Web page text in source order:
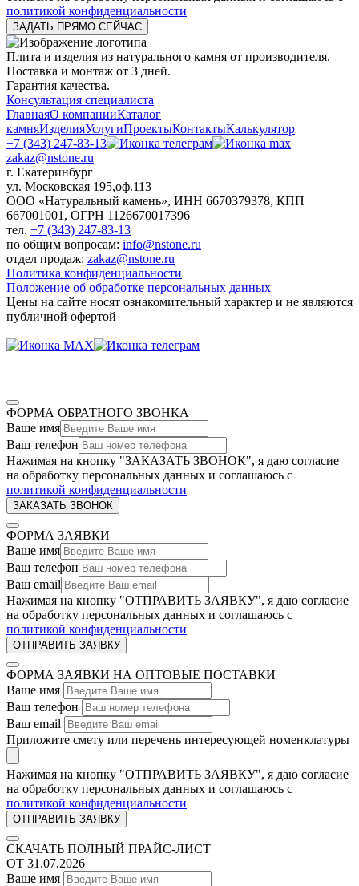
политикой конфиденциальности
Плита и изделия из натурального камня от производителя.
Поставка и монтаж от 3 дней.
Гарантия качества.
Консультация специалиста
ГлавнаяО компанииКаталог
камняИзделияУслугиПроектыКонтактыКалькулятор
+7 (343) 247-83-13
zakaz@nstone.ru
г. Екатеринбург
ул. Московская 195,оф.113
ООО «Натуральный камень», ИНН 6670379378, КПП
667001001, ОГРН 1126670017396
тел. +7 (343) 247-83-13
по общим вопросам: info@nstone.ru
отдел продаж: zakaz@nstone.ru
Политика конфиденциальности
Положение об обработке персональных данных
Цены на сайте носят ознакомительный характер и не являются
публичной офертой
ФОРМА ОБРАТНОГО ЗВОНКА
Ваше имя
Ваш телефон
Нажимая на кнопку "ЗАКАЗАТЬ ЗВОНОК", я даю согласие
на обработку персональных данных и соглашаюсь c
политикой конфиденциальности
ФОРМА ЗАЯВКИ
Ваше имя
Ваш телефон
Ваш email
Нажимая на кнопку "ОТПРАВИТЬ ЗАЯВКУ", я даю согласие
на обработку персональных данных и соглашаюсь c
политикой конфиденциальности
ФОРМА ЗАЯВКИ НА ОПТОВЫЕ ПОСТАВКИ
Ваше имя
Ваш телефон
Ваш email
Приложите смету или перечень интересующей номенклатуры
Нажимая на кнопку "ОТПРАВИТЬ ЗАЯВКУ", я даю согласие
на обработку персональных данных и соглашаюсь c
политикой конфиденциальности
СКАЧАТЬ ПОЛНЫЙ ПРАЙС-ЛИСТ
ОТ 31.07.2026
Ваше имя